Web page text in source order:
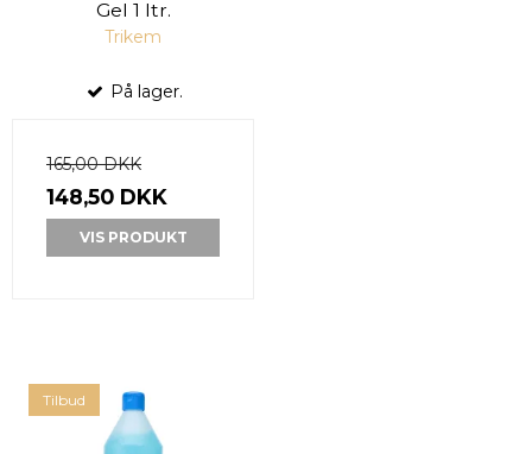
Gel 1 ltr.
Trikem
På lager.
165,00 DKK
148,50 DKK
VIS PRODUKT
Tilbud